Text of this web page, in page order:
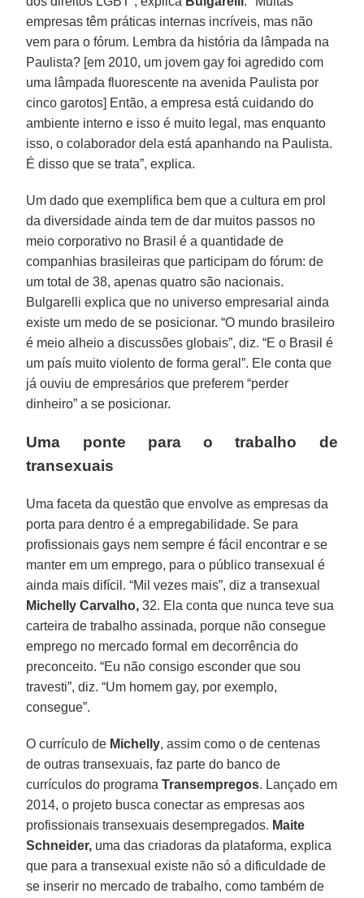
empresas têm práticas internas incríveis, mas não
vem para o fórum. Lembra da história da lâmpada na
Paulista? [em 2010, um jovem gay foi agredido com
uma lâmpada fluorescente na avenida Paulista por
cinco garotos] Então, a empresa está cuidando do
ambiente interno e isso é muito legal, mas enquanto
isso, o colaborador dela está apanhando na Paulista.
É disso que se trata”, explica.
Um dado que exemplifica bem que a cultura em prol
da diversidade ainda tem de dar muitos passos no
meio corporativo no Brasil é a quantidade de
companhias brasileiras que participam do fórum: de
um total de 38, apenas quatro são nacionais.
Bulgarelli explica que no universo empresarial ainda
existe um medo de se posicionar. “O mundo brasileiro
é meio alheio a discussões globais”, diz. “E o Brasil é
um país muito violento de forma geral”. Ele conta que
já ouviu de empresários que preferem “perder
dinheiro” a se posicionar.
Uma ponte para o trabalho de
transexuais
Uma faceta da questão que envolve as empresas da
porta para dentro é a empregabilidade. Se para
profissionais gays nem sempre é fácil encontrar e se
manter em um emprego, para o público transexual é
ainda mais difícil. “Mil vezes mais”, diz a transexual
Michelly Carvalho, 32. Ela conta que nunca teve sua
carteira de trabalho assinada, porque não consegue
emprego no mercado formal em decorrência do
preconceito. “Eu não consigo esconder que sou
travesti”, diz. “Um homem gay, por exemplo,
consegue”.
O currículo de Michelly, assim como o de centenas
de outras transexuais, faz parte do banco de
currículos do programaTransempregos. Lançado em
2014, o projeto busca conectar as empresas aos
profissionais transexuais desempregados. Maite
Schneider, uma das criadoras da plataforma, explica
que para a transexual existe não só a dificuldade de
se inserir no mercado de trabalho, como também de